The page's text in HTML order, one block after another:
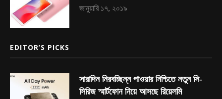
জানুয়ারি ১৭, ২০১৯
EDITOR’S PICKS
সারাদিন নিরবচ্ছিন্ন পাওয়ার নিশ্চিতে নতুন সি-
সিরিজ স্মার্টফোন নিয়ে আসছে রিয়েলমি